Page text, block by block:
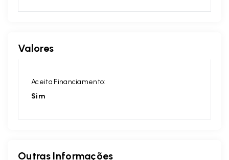
Valores
Aceita Financiamento:
Sim
Outras Informações